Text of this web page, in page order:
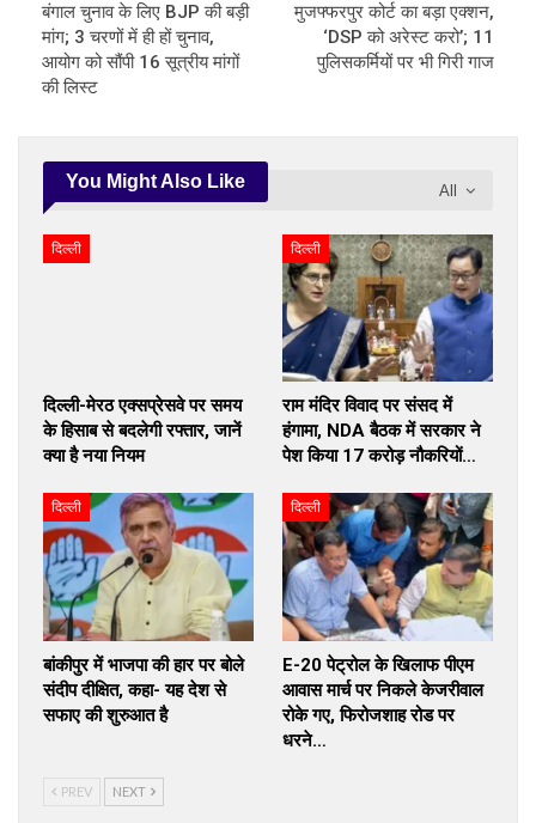
बंगाल चुनाव के लिए BJP की बड़ी
मांग; 3 चरणों में ही हों चुनाव,
आयोग को सौंपी 16 सूत्रीय मांगों
की लिस्ट
मुजफ्फरपुर कोर्ट का बड़ा एक्शन,
‘DSP को अरेस्ट करो’; 11
पुलिसकर्मियों पर भी गिरी गाज
All
You Might Also Like
दिल्ली
दिल्ली-मेरठ एक्सप्रेसवे पर समय
के हिसाब से बदलेगी रफ्तार, जानें
क्या है नया नियम
दिल्ली
राम मंदिर विवाद पर संसद में
हंगामा, NDA बैठक में सरकार ने
पेश किया 17 करोड़ नौकरियों…
दिल्ली
बांकीपुर में भाजपा की हार पर बोले
संदीप दीक्षित, कहा- यह देश से
सफाए की शुरुआत है
दिल्ली
E-20 पेट्रोल के खिलाफ पीएम
आवास मार्च पर निकले केजरीवाल
रोके गए, फिरोजशाह रोड पर
धरने…
PREV NEXT